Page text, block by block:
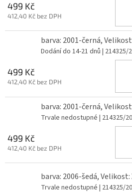
499 Kč
412,40 Kč bez DPH
barva: 2001-černá,
Dodání do 14-21 dnů | 214325/
499 Kč
412,40 Kč bez DPH
barva: 2001-černá,
Trvale nedostupné | 214325/
499 Kč
412,40 Kč bez DPH
barva: 2006-šedá, Velikost:
Trvale nedostupné | 214325/